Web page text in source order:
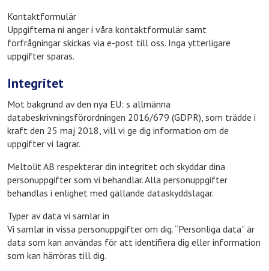
Kontaktformulär
Uppgifterna ni anger i våra kontaktformulär samt
förfrågningar skickas via e-post till oss. Inga ytterligare
uppgifter sparas.
Integritet
Mot bakgrund av den nya EU: s allmänna
databeskrivningsförordningen 2016/679 (GDPR), som trädde i
kraft den 25 maj 2018, vill vi ge dig information om de
uppgifter vi lagrar.
Meltolit AB respekterar din integritet och skyddar dina
personuppgifter som vi behandlar. Alla personuppgifter
behandlas i enlighet med gällande dataskyddslagar.
Typer av data vi samlar in
Vi samlar in vissa personuppgifter om dig. “Personliga data” är
data som kan användas för att identifiera dig eller information
som kan härröras till dig.